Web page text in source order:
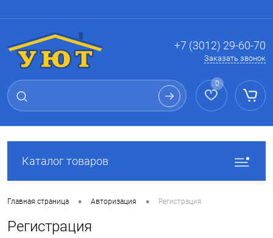
+7 (3012) 29-60-70
Заказать звонок
0
Каталог товаров
Главная страница • Авторизация • Регистрация
Регистрация